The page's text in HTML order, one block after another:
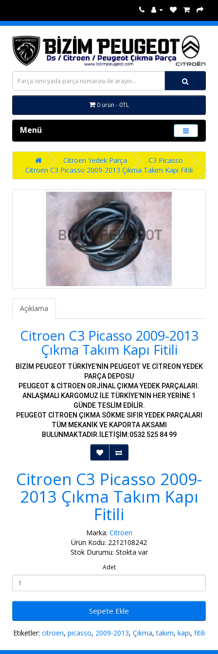
0 ürün - 0TL
Menü
Citroen Yedek Parça
C3 Picasso
Citroen C3 Picasso 2009-2013 Çıkma Takım Kapı Fitili
Açıklama
Citroen C3 Picasso 2009-2013
Çıkma Takım Kapı Fitili
BİZİM PEUGEOT TÜRKİYE'NİN PEUGEOT VE CİTREON YEDEK
PARÇA DEPOSU
PEUGEOT & CİTROEN ORJİNAL ÇIKMA YEDEK PARÇALARI.
ANLAŞMALI KARGOMUZ İLE TÜRKİYE'NİN HER YERİNE 1
GÜNDE TESLİM EDİLİR.
PEUGEOT CİTROEN ÇIKMA SÖKME SIFIR YEDEK PARÇALARI
TÜM MEKANİK VE KAPORTA AKSAMI
BULUNMAKTADIR.İLETİŞİM:0532 525 84 99
Citroen C3 Picasso 2009-
2013 Çıkma Takım Kapı
Fitili
Marka: Citroen
Ürün Kodu: 2212108242
Stok Durumu: Stokta var
Adet
Sepete Ekle
Etiketler: citroen, picasso, 2009-2013, Çıkma,takım, kapı, fitili